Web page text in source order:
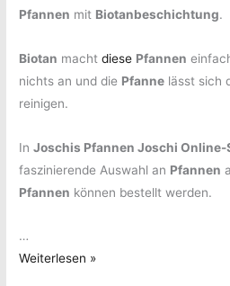
Pfannen mit Biotanbeschichtung.
Biotan machtdiese Pfannen
nichts an und die Pfanne lässt sich
reinigen.
InJoschis Pfannen Joschi Online-
faszinierende Auswahl an Pfannen
Pfannen können bestellt werden.
…
Pfannen
Weiterlesen »